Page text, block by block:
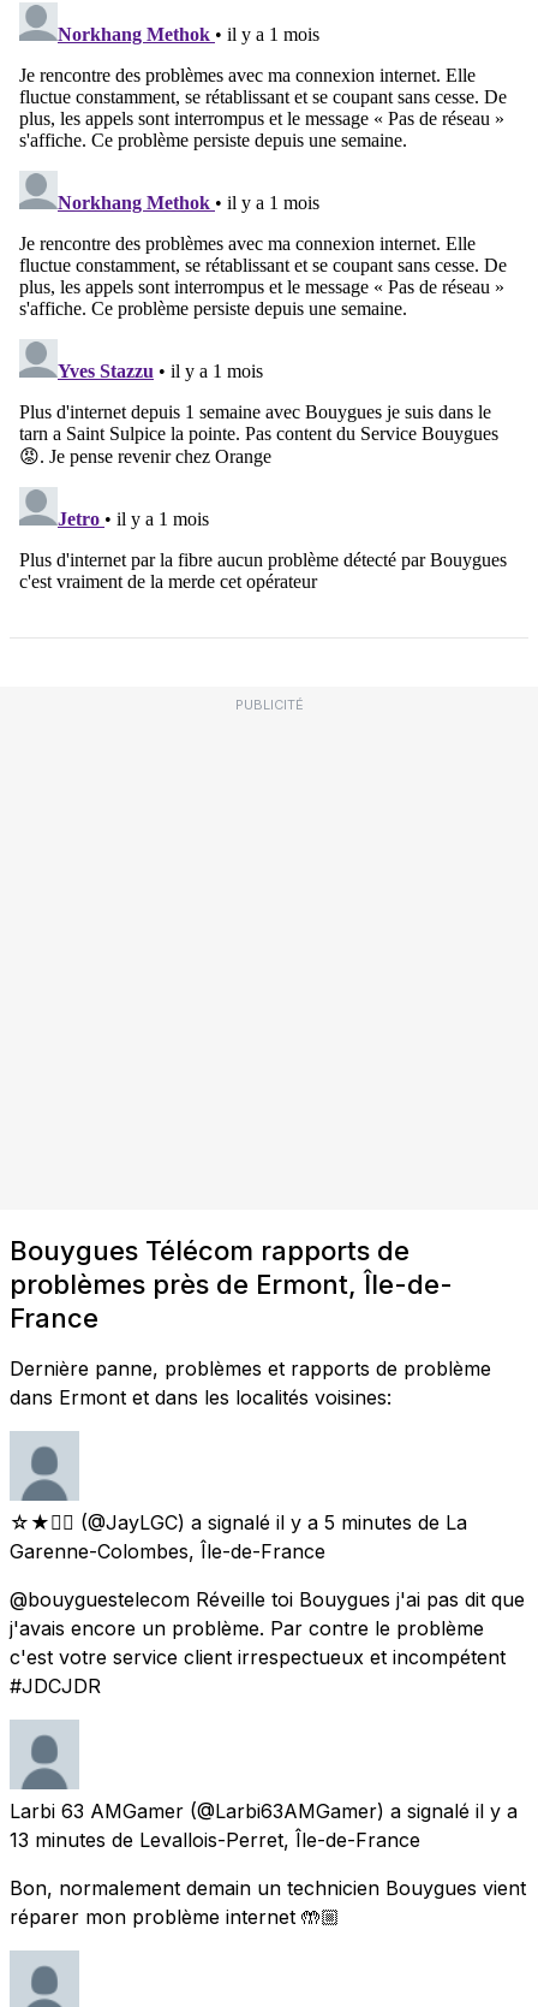
PUBLICITÉ
Bouygues Télécom rapports de
problèmes près de Ermont, Île-de-
France
Dernière panne, problèmes et rapports de problème
dans Ermont et dans les localités voisines:
☆★🏳️‍🌈 (@JayLGC) a signalé il y a 5 minutes de La
Garenne-Colombes, Île-de-France
@bouyguestelecom Réveille toi Bouygues j'ai pas dit que
j'avais encore un problème. Par contre le problème
c'est votre service client irrespectueux et incompétent
#JDCJDR
Larbi 63 AMGamer (@Larbi63AMGamer) a signalé il y a
13 minutes de Levallois-Perret, Île-de-France
Bon, normalement demain un technicien Bouygues vient
réparer mon problème internet 🤲🏼